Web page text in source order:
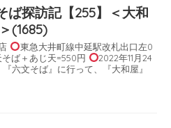
ば探訪記【255】＜大和
(1685)
東急大井町線中延駅改札出口左0
そば＋あじ天=550円
2022年11月24
『六文そば』に行って、『大和屋』